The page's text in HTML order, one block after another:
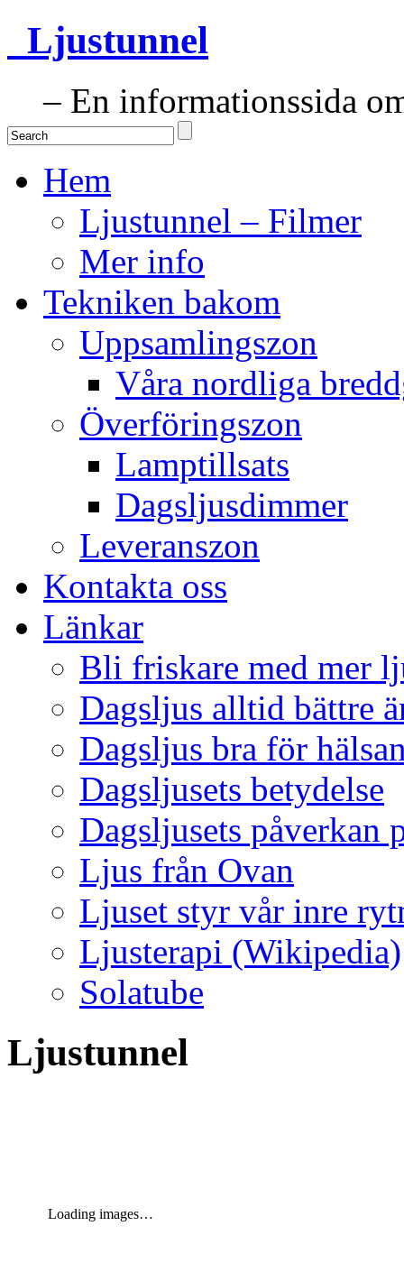
Ljustunnel
– En informationssida
Hem
Ljustunnel – Filmer
Mer info
Tekniken bakom
Uppsamlingszon
Våra nordliga
Överföringszon
Lamptillsats
Dagsljusdimmer
Leveranszon
Kontakta oss
Länkar
Bli friskare med mer
Dagsljus alltid bättre
Dagsljus bra för
Dagsljusets betydelse
Dagsljusets påverkan
Ljus från Ovan
Ljuset styr vår inre
Ljusterapi (Wikipedia)
Solatube
Ljustunnel
Loading images…